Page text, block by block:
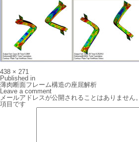
Full
size
438 × 271
投
稿
ナ
ビ
ゲ
Published in
薄肉断面フレーム構造の座屈解析
Leave a comment
メールアドレスが公開されることはありません。
項目です